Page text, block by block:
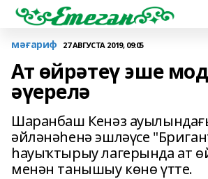
мәғариф 27 АВГУСТА 2019, 09:05
Ат өйрәтеү эше
әүерелә
Шаранбаш Кенәз
әйләнәһенә эшләүсе
һауыҡтырыу лагерында ат
менән танышыу көнө үтте.